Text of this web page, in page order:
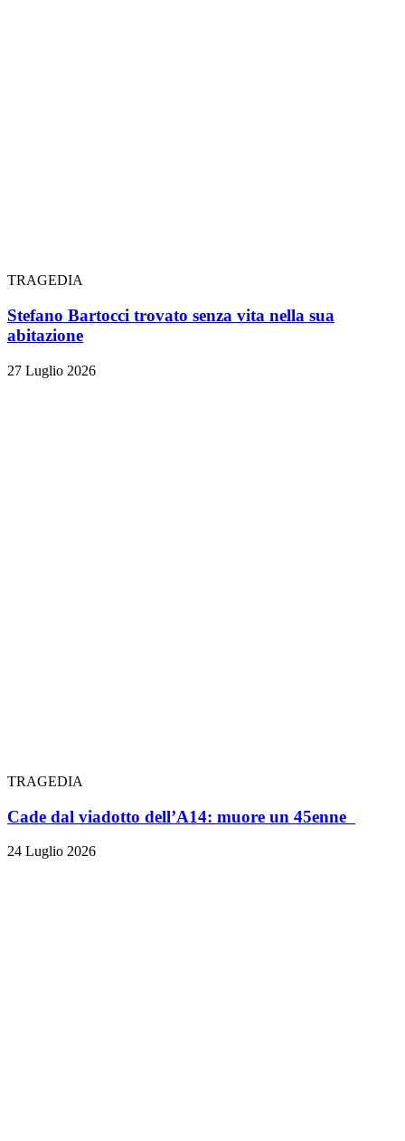
TRAGEDIA
Stefano Bartocci trovato senza vita nella sua
abitazione
27 Luglio 2026
TRAGEDIA
Cade dal viadotto dell’A14: muore un 45enne
24 Luglio 2026